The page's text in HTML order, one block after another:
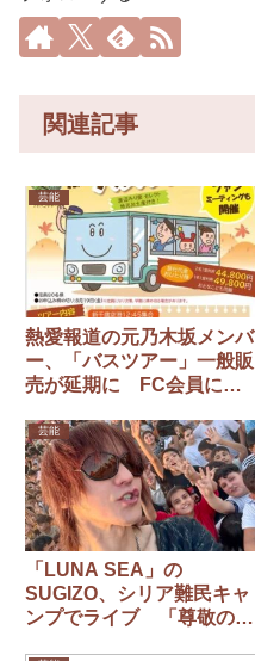
関連記事
芸能
熱愛報道の元乃木坂メンバ
ー、「バスツアー」一般販
売が延期に FC会員には
は不可
芸能
「LUNA SEA」の
SUGIZO、シリア難民キャ
ンプでライブ 「尊敬の念